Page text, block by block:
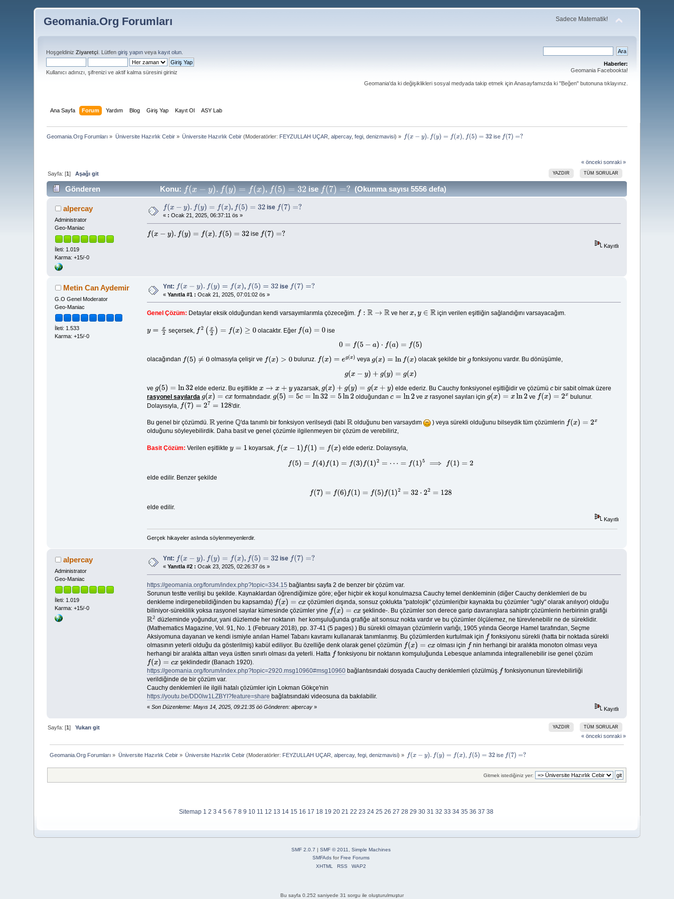
Geomania.Org Forumları Sadece Matematik!
HoşgeldinizZiyaretçi . Lütfengiriş yapın veyakayıt olun
Kullanıcı adınızı, şifrenizi ve aktif kalma süresini giriniz
Haberler:
Geomania Facebookta!
Geomania'da ki değişiklikleri sosyal medyada takip etmek için Anasayfamızda ki "Beğen" butonuna tıklayınız.
Ana Sayfa Forum Yardım Blog Giriş Yap Kayıt Ol ASY Lab
Geomania.Org Forumları » Üniversite Hazırlık Cebir» Üniversite Hazırlık Cebir (Moderatörler: FEYZULLAH UÇAR ,alpercay,fegi ,denizmavisi) » f(x− y). f(y) =f(x) f(5)= 32 ise f(7) = ?
« önceki sonraki »
YAZDIR TÜM SORULAR
Sayfa: [1]Aşağı git
Gönderen Konu: f( x− y). (y)=f (x) , f( 5)= 32 ise f( 7) = ? (Okunma sayısı 5556 defa)
alpercay
Administrator
Geo-Maniac
İleti: 1.019
Karma: +15/-0
f(x− y).f (y)=f(x) , f(5)=32 ise f(7)= ?
« : Ocak 21, 2025, 06:37:11 ös »
f(x−y ).f( y)=f (x) , f(5)=32 ise f(7)=?
Kayıtlı
Metin Can Aydemir
G.O Genel Moderator
Geo-Maniac
İleti: 1.533
Karma: +15/-0
Ynt: f(x− y). (y)=f(x) , f(5)=32 ise f(7)= ?
«Yanıtla #1 : Ocak 21, 2025, 07:01:02 ös »
Genel Çözüm: Detaylar eksik olduğundan kendi varsayımlarımla çözeceğim. f:R→R ve herx,y∈ R için verilen eşitliğin sağlandığını varsayacağım.
y=x2 seçersek, f2(x 2)= f( x)≥ 0 olacaktır. Eğer f(a)=0 ise
0= f(5 −a) ⋅f (a)=f( 5)
olacağından f(5)≠0 olmasıyla çelişir ve f(x)> 0 buluruz. f(x)=e g(x ) veya g(x)= lnf( x) olacak şekilde bir g fonksiyonu vardır. Bu dönüşümle,
g( x−y)+ g(y)= g(x )
ve g(5)= ln32 elde ederiz. Bu eşitlikte x→x+ y yazarsak, g(x)+ g(y )=g(x +y) elde ederiz. Bu Cauchy fonksiyonel eşitliğidir ve çözümü c bir sabit olmak üzere
rasyonel sayılarda g(x)= cx formatındadır. g(5)= 5c =ln32= 5ln2 olduğundan c=ln 2 ve x rasyonel sayıları için g(x)= xln 2 ve f(x)=2 x
bulunur.
Dolayısıyla, f(7)=2 7= 128 'dir.
Bu genel bir çözümdü. Ryerine Q'da tanımlı bir fonksiyon verilseydi (tabiR olduğunu ben varsaydım ) veya sürekli olduğunu bilseydik tüm çözümlerin f(x)=2 x
olduğunu söyleyebilirdik. Daha basit ve genel çözümle ilgilenmeyen bir çözüm de verebiliriz,
Basit Çözüm: Verilen eşitlikte y=1 koyarsak, f(x−1 )f( 1) =f(x ) elde ederiz. Dolayısıyla,
f(5)= f(4 f(1)=f (3)f(1) 2=⋯ = f( 1)5 ⟹f(1) =2
elde edilir. Benzer şekilde
f(7)=f(6) f( 1)= f(5 )f (1)2= 32 ⋅22=128
elde edilir.
Kayıtlı
Gerçek hikayeler aslında söylenmeyenlerdir.
alpercay
Administrator
Geo-Maniac
İleti: 1.019
Karma: +15/-0
Ynt: f(x− y).f (y)=f(x) , f(5)=32 ise f(7)= ?
«Yanıtla #2 : Ocak 23, 2025, 02:26:37 ös »
https://geomania.org/forum/index.php?topic=334.15 bağlantısı sayfa 2 de benzer bir çözüm var.
Sorunun testte verilişi bu şekilde. Kaynaklardan öğrendiğimize göre; eğer hiçbir ek koşul konulmazsa Cauchy temel denkleminin (diğer Cauchy denklemleri de bu
denkleme indirgenebildiğinden bu kapsamda) f(x)=c x
çözümleri dışında, sonsuz çoklukta "patolojik" çözümleri(bir kaynakta bu çözümler "ugly" olarak anılıyor) olduğu
biliniyor-süreklilik yoksa rasyonel sayılar kümesinde çözümler yine f(x)=c x şeklinde-. Bu çözümler son derece garip davranışlara sahiptir:çözümlerin herbirinin grafiği
𝟚
R2 düzleminde yoğundur, yani düzlemde her noktanın her komşuluğunda grafiğe ait sonsuz nokta vardır ve bu çözümler ölçülemez, ne türevlenebilir ne de süreklidir.
(Mathematics Magazine, Vol. 91, No. 1 (February 2018), pp. 37-41 (5 pages) ) Bu sürekli olmayan çözümlerin varlığı, 1905 yılında George Hamel tarafından, Seçme
Aksiyomuna dayanan ve kendi ismiyle anılan Hamel Tabanı kavramı kullanarak tanımlanmış. Bu çözümlerden kurtulmak için f fonksiyonu sürekli (hatta bir noktada sürekli
olmasının yeterli olduğu da gösterilmiş) kabül ediliyor. Bu özelliğe denk olarak genel çözümün f(x)=c x olması için f nin herhangi bir aralıkta monoton olması veya
herhangi bir aralıkta alttan veya üstten sınırlı olması da yeterli. Hatta f fonksiyonu bir noktanın komşuluğunda Lebesque anlamında integrallenebilir ise genel çözüm
f(x)=c x
şeklindedir (Banach 1920).
https://geomania.org/forum/index.php?topic=2920.msg10960#msg10960bağlantısındaki dosyada Cauchy denklemleri çözülmüş.f fonksiyonunun türevlebilirliği
verildiğinde de bir çözüm var.
Cauchy denklemleri ile ilgili hatalı çözümler için Lokman Gökçe'nin
https://youtu.be/DD0lw1LZBYI?feature=share bağlatısındaki videosuna da bakılabilir.
« Son Düzenleme: Mayıs 14, 2025, 09:21:35 öö Gönderen: alpercay» Kayıtlı
YAZDIR TÜM SORULAR
Sayfa: [1]Yukarı git
« önceki sonraki »
Geomania.Org Forumları » Üniversite Hazırlık Cebir» Üniversite Hazırlık Cebir (Moderatörler: FEYZULLAH UÇAR ,alpercay,fegi ,denizmavisi) » f(x− y). f(y) =f(x) f(5)= 32 ise f(7) = ?
Gitmek istediğiniz yer:
Sitemap 1 2 3 4 5 6 7 8 9 10 11 12 13 14 15 16 17 18 19 20 21 22 23 24 25 26 27 28 29 30 31 32 33 34 35 36 37 38
SMF 2.0.7 | SMF © 2011
Simple Machines
SMFAdsforFree Forums
XHTML
RSS WAP2
Bu sayfa 0.252 saniyede 31 sorgu ile oluşturulmuştur